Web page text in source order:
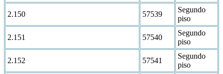
2.150 57539
Segundo
piso
2.151 57540
Segundo
piso
2.152 57541
Segundo
piso